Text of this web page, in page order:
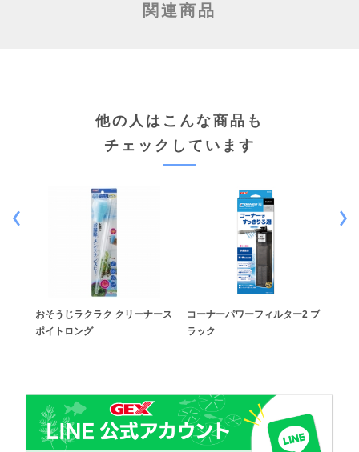
関連商品
他の人はこんな商品も
チェックしています
おそうじラクラク クリーナース
ポイトロング
コーナーパワーフィルター2 ブ
ラック